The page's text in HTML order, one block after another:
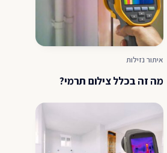
איתור נזילות
מה זה בכלל צילום תרמי?